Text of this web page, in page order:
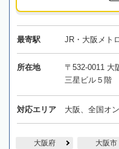
最寄駅 JR・大阪メト
所在地
〒532-0011 大
三星ビル５階
対応エリア 大阪、全国オ
大阪府 大阪市